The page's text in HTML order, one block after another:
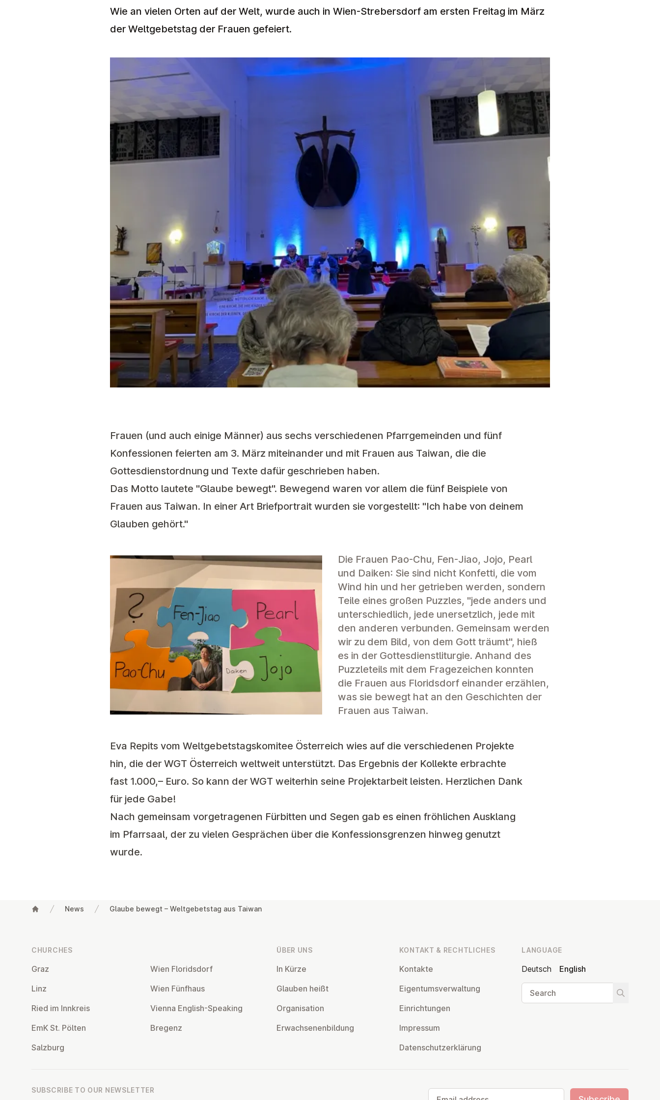
Wie an vielen Orten auf der Welt, wurde auch in Wien-Strebersdorf am ersten Freitag im März
der Weltgebetstag der Frauen gefeiert.
Frauen (und auch einige Männer) aus sechs verschiedenen Pfarrgemeinden und fünf
Konfessionen feierten am 3. März miteinander und mit Frauen aus Taiwan, die die
Gottesdienstordnung und Texte dafür geschrieben haben.
Das Motto lautete "Glaube bewegt". Bewegend waren vor allem die fünf Beispiele von
Frauen aus Taiwan. In einer Art Briefportrait wurden sie vorgestellt: "Ich habe von deinem
Glauben gehört."
Die Frauen Pao-Chu, Fen-Jiao, Jojo, Pearl
und Daiken: Sie sind nicht Konfetti, die vom
Wind hin und her getrieben werden, sondern
Teile eines großen Puzzles, "jede anders und
unterschiedlich, jede unersetzlich, jede mit
den anderen verbunden. Gemeinsam werden
wir zu dem Bild, von dem Gott träumt", hieß
es in der Gottesdienstliturgie. Anhand des
Puzzleteils mit dem Fragezeichen konnten
die Frauen aus Floridsdorf einander erzählen,
was sie bewegt hat an den Geschichten der
Frauen aus Taiwan.
Eva Repits vom Weltgebetstagskomitee Österreich wies auf die verschiedenen Projekte
hin, die der WGT Österreich weltweit unterstützt. Das Ergebnis der Kollekte erbrachte
fast 1.000,– Euro. So kann der WGT weiterhin seine Projektarbeit leisten. Herzlichen Dank
für jede Gabe!
Nach gemeinsam vorgetragenen Fürbitten und Segen gab es einen fröhlichen Ausklang
im Pfarrsaal, der zu vielen Gesprächen über die Konfessionsgrenzen hinweg genutzt
wurde.
News Glaube bewegt – Weltgebetstag aus Taiwan
CHURCHES
Graz
Linz
Ried im Innkreis
EmK St. Pölten
Salzburg
Wien Flor­idsdorf
Wien Fünfhaus
Vienna English-Speaking
Bregenz
ÜBER UNS
In Kürze
Glauben heißt
Or­gan­isa­tion
Er­wach­sen­en­bildung
KONTAKT & RECHT­LICHES
Kontakte
Ei­gentums­ver­wal­tung
Ein­rich­tun­gen
Impressum
Datens­chutzerklärung
LANGUAGE
Deutsch
English
Search
Start
SUBSCRIBE TO OUR NEWSLETTER